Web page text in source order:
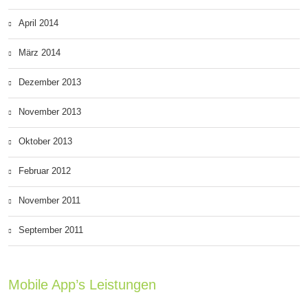
April 2014
März 2014
Dezember 2013
November 2013
Oktober 2013
Februar 2012
November 2011
September 2011
Mobile App’s Leistungen